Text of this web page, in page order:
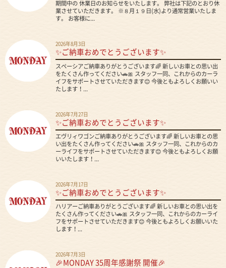
期間中の 休業日のお知らせをいたします。 弊社は下記のとおり休
業させていただきます。 ※８月１９日(水)より通常営業いたしま
す。 お客様に...
2026年8月3日
✨ご納車おめでとうございます✨
スペーシアご納車ありがとうございます🌈 新しいお車との思い出
をたくさん作ってください🚗🎀 スタッフ一同、これからのカーラ
イフをサポートさせていただきます😊 今後ともよろしくお願いい
たします！...
2026年7月27日
✨ご納車おめでとうございます✨
エヴリィワゴンご納車ありがとうございます🌈 新しいお車との思
い出をたくさん作ってください🚗🎀 スタッフ一同、これからのカ
ーライフをサポートさせていただきます😊 今後ともよろしくお願
いいたします！...
2026年7月17日
✨ご納車おめでとうございます✨
ハリアーご納車ありがとうございます🌈 新しいお車との思い出を
たくさん作ってください🚗🎀 スタッフ一同、これからのカーライ
フをサポートさせていただきます😊 今後ともよろしくお願いいた
します！...
2026年7月3日
🎉MONDAY 35周年感謝祭 開催🎉